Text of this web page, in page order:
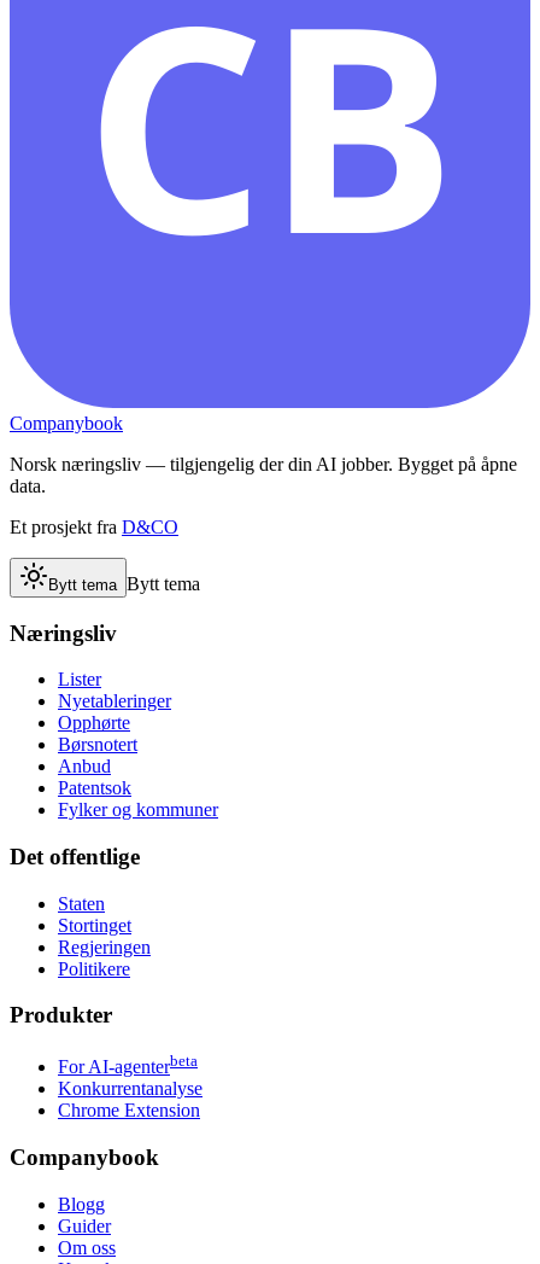
CB
Companybook
Norsk næringsliv — tilgjengelig der din AI jobber. Bygget på åpne
data.
Et prosjekt fra D&CO
Bytt tema Bytt tema
Næringsliv
Lister
Nyetableringer
Opphørte
Børsnotert
Anbud
Patentsok
Fylker og kommuner
Det offentlige
Staten
Stortinget
Regjeringen
Politikere
Produkter
For AI-agenterbeta
Konkurrentanalyse
Chrome Extension
Companybook
Blogg
Guider
Om oss